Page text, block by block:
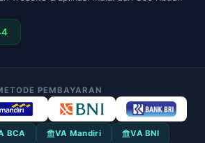
PEMBAYARAN
BCA VA Mandiri VA BNI